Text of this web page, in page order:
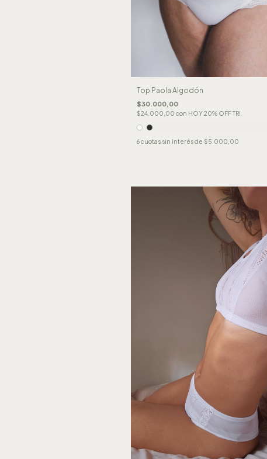
Top Paola Algodón
$30.000,00
$24.000,00 con HOY 20% OFF TR!
6cuotas sin interés de $5.000,00